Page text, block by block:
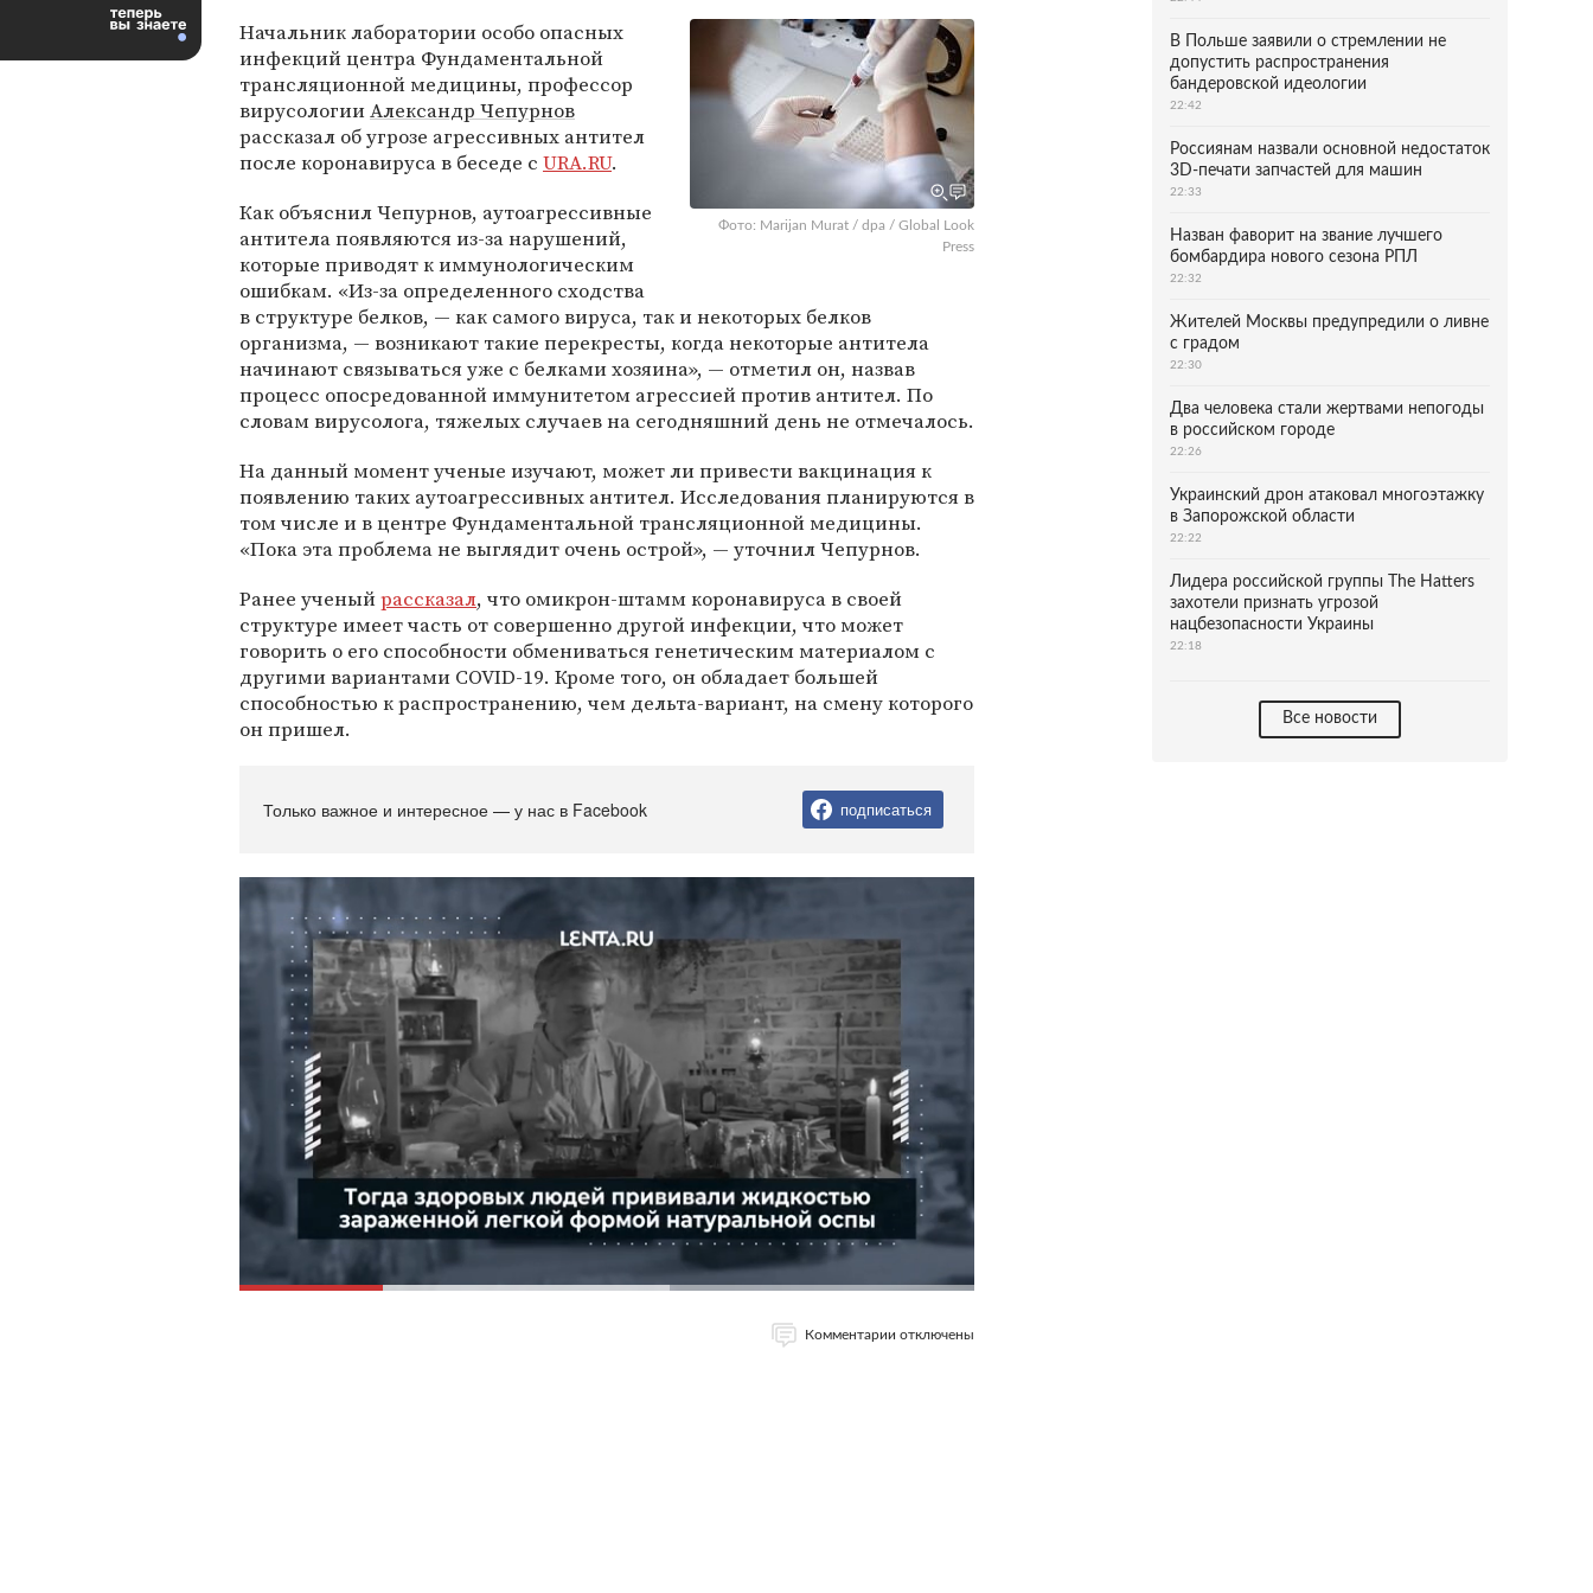
Фото: Marijan Murat / dpa / Global Look
Press
Начальник лаборатории особо опасных
инфекций центра Фундаментальной
трансляционной медицины, профессор
вирусологииАлександр Чепурнов
рассказал об угрозе агрессивных антител
после коронавируса в беседе с URA.RU.
Как объяснил Чепурнов, аутоагрессивные
антитела появляются из-за нарушений,
которые приводят к иммунологическим
ошибкам. «Из-за определенного сходства
в структуре белков, — как самого вируса, так и некоторых белков
организма, — возникают такие перекресты, когда некоторые антитела
начинают связываться уже с белками хозяина», — отметил он, назвав
процесс опосредованной иммунитетом агрессией против антител. По
словам вирусолога, тяжелых случаев на сегодняшний день не отмечалось.
На данный момент ученые изучают, может ли привести вакцинация к
появлению таких аутоагрессивных антител. Исследования планируются в
том числе и в центре Фундаментальной трансляционной медицины.
«Пока эта проблема не выглядит очень острой», — уточнил Чепурнов.
Ранее ученыйрассказал, что омикрон-штамм коронавируса в своей
структуре имеет часть от совершенно другой инфекции, что может
говорить о его способности обмениваться генетическим материалом с
другими вариантами COVID-19. Кроме того, он обладает большей
способностью к распространению, чем дельта-вариант, на смену которого
он пришел.
Только важное и интересное — у нас в Facebook подписаться
Комментарии отключены
В Польше заявили о стремлении не
допустить распространения
бандеровской идеологии
22:42
Россиянам назвали основной недостаток
3D-печати запчастей для машин
22:33
Назван фаворит на звание лучшего
бомбардира нового сезона РПЛ
22:32
Жителей Москвы предупредили о ливне
с градом
22:30
Два человека стали жертвами непогоды
в российском городе
22:26
Украинский дрон атаковал многоэтажку
в Запорожской области
22:22
Лидера российской группы The Hatters
захотели признать угрозой
нацбезопасности Украины
22:18
Все новости